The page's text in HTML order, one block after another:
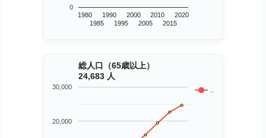
1980
1985
1990
1995
2000
2005
2010
2015
2020
0
総人口（65歳以上）
24,683 人
..
20,000
30,000